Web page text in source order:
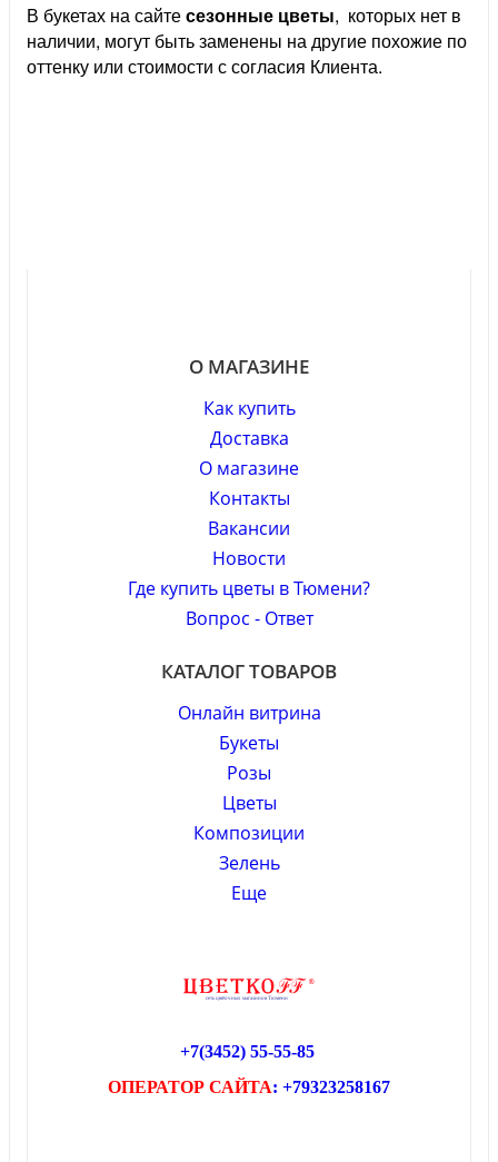
В букетах на сайтесезонные цветы, которых нет в
наличии, могут быть заменены на другие похожие по
оттенку или стоимости с согласия Клиента.
О МАГАЗИНЕ
Как купить
Доставка
О магазине
Контакты
Вакансии
Новости
Где купить цветы в Тюмени?
Вопрос - Ответ
КАТАЛОГ ТОВАРОВ
Онлайн витрина
Букеты
Розы
Цветы
Композиции
Зелень
Еще
+7(3452) 55-55-85
ОПЕРАТОР САЙТА: +79323258167